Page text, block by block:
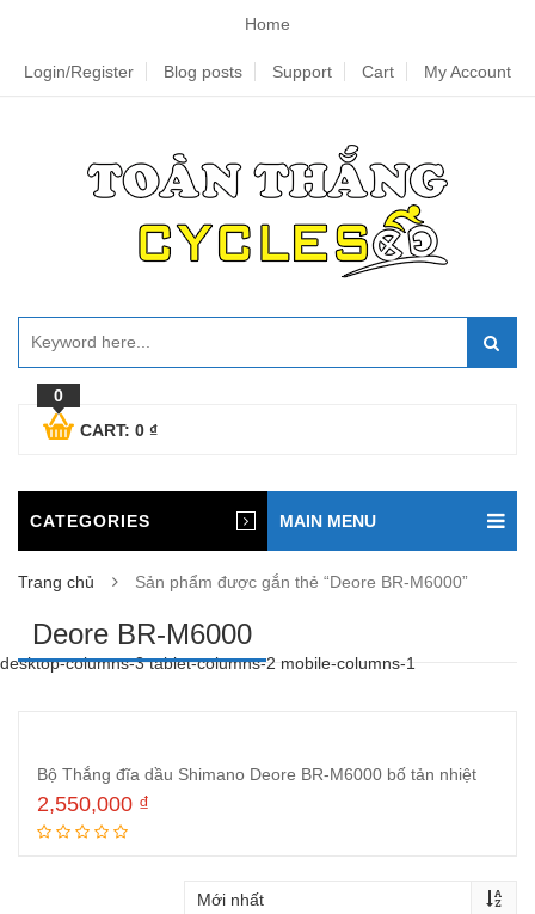
Home
Login/Register Blog posts Support Cart My Account
0
CART: 0 ₫
CATEGORIES MAIN MENU
Trang chủ Sản phẩm được gắn thẻ “Deore BR-M6000”
Deore BR-M6000
desktop-columns-3 tablet-columns-2 mobile-columns-1
Bộ Thắng đĩa dầu Shimano Deore BR-M6000 bố tản nhiệt
2,550,000 ₫